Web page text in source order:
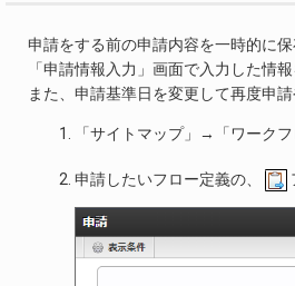
申請をする前の申請内容を一時的に保
「申請情報入力」画面で入力した情
また、申請基準日を変更して再度申
「サイトマップ」→「ワーク
申請したいフロー定義の、